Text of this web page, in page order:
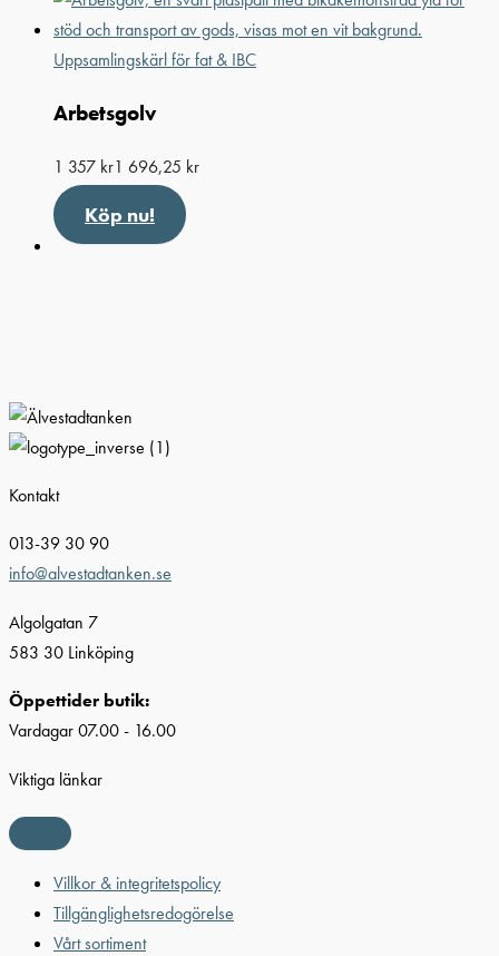
Uppsamlingskärl för fat & IBC
Arbetsgolv
1 357 kr1 696,25 kr
Köp nu!
Kontakt
013-39 30 90
info@alvestadtanken.se
Algolgatan 7
583 30 Linköping
Öppettider butik:
Vardagar 07.00 - 16.00
Viktiga länkar
Villkor & integritetspolicy
Tillgänglighetsredogörelse
Vårt sortiment